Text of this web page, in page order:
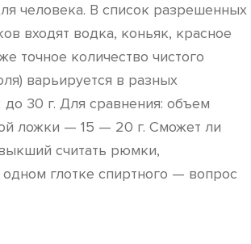
человека. В список разрешенных
входят водка, коньяк, красное
точное количество чистого
варьируется в разных
до 30 г. Для сравнения: объем
ложки — 15 — 20 г. Сможет ли
считать рюмки,
одном глотке спиртного — вопрос